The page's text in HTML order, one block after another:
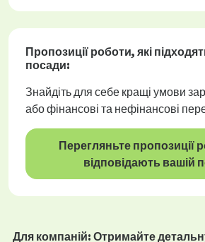
Пропозиції роботи, які
посади:
Знайдіть для себе кращі умови
або фінансові та нефінансові
Перегляньте пропозиції
відповідають вашій
Для компаній: Отримайте